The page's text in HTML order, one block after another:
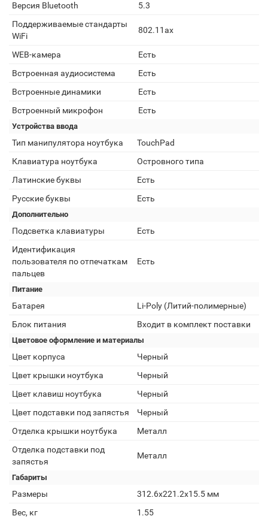
Версия Bluetooth
5.3
Поддерживаемые стандарты
WiFi
802.11ax
WEB-камера
Есть
Встроенная аудиосистема
Есть
Встроенные динамики
Есть
Встроенный микрофон
Есть
Устройства ввода
Тип манипулятора ноутбука
TouchPad
Клавиатура ноутбука
Островного типа
Латинские буквы
Есть
Русские буквы
Есть
Дополнительно
Подсветка клавиатуры
Есть
Идентификация
пользователя по отпечаткам
пальцев
Есть
Питание
Батарея
Li-Poly (Литий-полимерные)
Блок питания
Входит в комплект поставки
Цветовое оформление и материалы
Цвет корпуса
Черный
Цвет крышки ноутбука
Черный
Цвет клавиш ноутбука
Черный
Цвет подставки под запястья
Черный
Отделка крышки ноутбука
Металл
Отделка подставки под
запястья
Металл
Габариты
Размеры
312.6x221.2x15.5 мм
Вес, кг
1.55